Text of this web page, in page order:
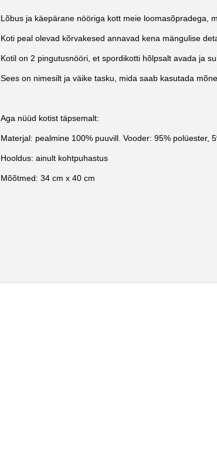
Lõbus ja käepärane nööriga kott meie loomasõpradega,
Koti peal olevad kõrvakesed annavad kena mängulise
Kotil on 2 pingutusnööri, et spordikotti hõlpsalt avada ja
Sees on nimesilt ja väike tasku, mida saab kasutada
Aga nüüd kotist täpsemalt:
Materjal: pealmine 100% puuvill. Vooder: 95% polüester,
Hooldus: ainult kohtpuhastus
Mõõtmed: 34 cm x 40 cm